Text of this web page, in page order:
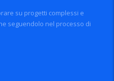
su progetti complessi e
seguendolo nel processo di